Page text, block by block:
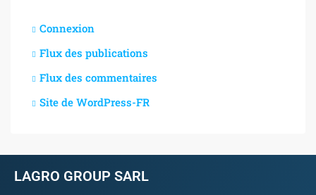
Connexion
Flux des publications
Flux des commentaires
Site de WordPress-FR
LAGRO GROUP SARL